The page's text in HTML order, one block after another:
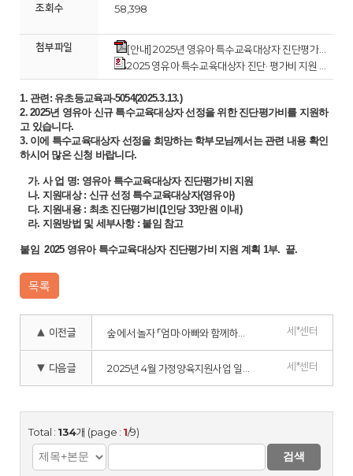
조회수 58,398
첨부파일
[안내] 2025년 영유아 특수교육대상자 진단평가비 지원 안내.pdf
2025 영유아 특수교육대상자 진단· 평가비 지원 계획(안).hwp
1. 관련: 유초등교육과-5054(2025.3.13.)
2. 2025년 영유아 신규 특수교육대상자 선정을 위한 진단평가비를 지원하
고 있습니다.
3. 이에 특수교육대상자 선정을 희망하는 학부모님께서는 관련 내용 확인
하시어 많은 신청 바랍니다.
가. 사 업 명: 영유아 특수교육대상자 진단평가비 지원
나. 지원대상 : 신규 선정 특수교육대상자(영유아)
다. 지원내용 : 최초 진단평가비(1인당 33만원 이내)
라. 지원방법 및 세부사항 : 붙임 참고
붙임 2025 영유아 특수교육대상자 진단평가비 지원 계획 1부. 끝.
목록
▲ 이전글 세*센터
▼ 다음글 세*센터
Total : 134개 (page : 1/9)
검색